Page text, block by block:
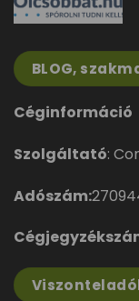
BLOG,
Céginformáció
Szolgáltató:
Adószám: